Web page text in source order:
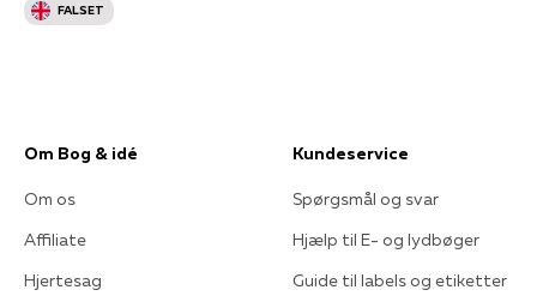
FALSET
Om Bog & idé
Om os
Affiliate
Hjertesag
Kundeservice
Spørgsmål og svar
Hjælp til E- og lydbøger
Guide til labels og etiketter